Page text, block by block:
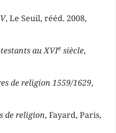
, Le Seuil, rééd. 2008,
au XVIe siècle,
de religion 1559/1629,
de religion, Fayard, Paris,